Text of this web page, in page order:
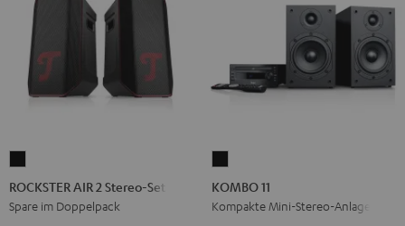
AIR
2
ROCKSTER AIR 2 Stereo-Set
Spare im Doppelpack
11
Schwarz
KOMBO 11
Kompakte Mini-Stereo-Anlage